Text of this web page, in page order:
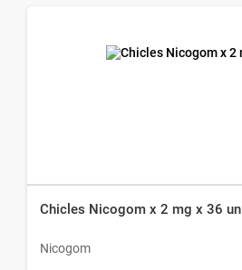
Chicles Nicogom x 2 mg x 36 un
Nicogom